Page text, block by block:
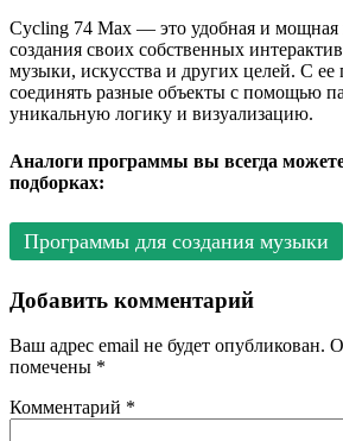
Cycling 74 Max — это удобная и мощная
создания своих собственных
музыки, искусства и других целей. С
соединять разные объекты с помощью
уникальную логику и визуализацию.
Аналоги программы вы всегда
подборках:
Программы для создания музыки
Добавить комментарий
Ваш адрес email не будет опубликован.
помечены *
Комментарий *